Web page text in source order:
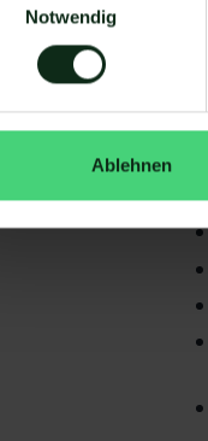
Notwendig
Ablehnen